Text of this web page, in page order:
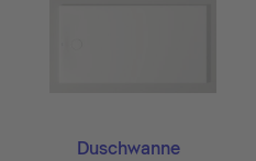
Duschwanne